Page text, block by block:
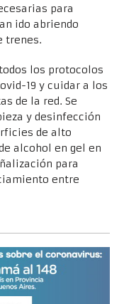
para
ido abriendo
trenes.
los protocolos
19 y cuidar a los
de la red. Se
y desinfección
de alto
alcohol en gel en
para
entre